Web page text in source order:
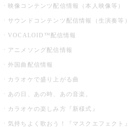
映像コンテンツ配信情報（本人映像等）
サウンドコンテンツ配信情報（生演奏等）
VOCALOID™配信情報
アニメソング配信情報
外国曲配信情報
カラオケで盛り上がる曲
あの日、あの時、あの音楽。
カラオケの楽しみ方『新様式』
気持ちよく歌おう！『マスクエフェクト』